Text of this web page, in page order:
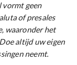
vormt geen
of presales
waaronder het
altijd uw eigen
neemt.